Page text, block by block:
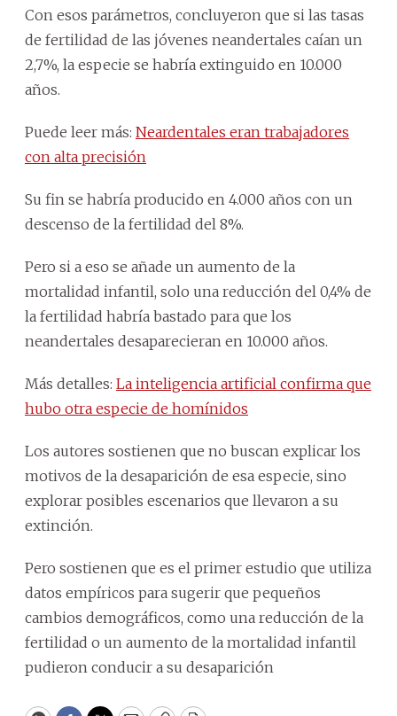
Con esos parámetros, concluyeron que si las tasas
de fertilidad de las jóvenes neandertales caían un
2,7%, la especie se habría extinguido en 10.000
años.
Puede leer más: Neardentales eran trabajadores
con alta precisión
Su fin se habría producido en 4.000 años con un
descenso de la fertilidad del 8%.
Pero si a eso se añade un aumento de la
mortalidad infantil, solo una reducción del 0,4% de
la fertilidad habría bastado para que los
neandertales desaparecieran en 10.000 años.
Más detalles: La inteligencia artificial confirma que
hubo otra especie de homínidos
Los autores sostienen que no buscan explicar los
motivos de la desaparición de esa especie, sino
explorar posibles escenarios que llevaron a su
extinción.
Pero sostienen que es el primer estudio que utiliza
datos empíricos para sugerir que pequeños
cambios demográficos, como una reducción de la
fertilidad o un aumento de la mortalidad infantil
pudieron conducir a su desaparición